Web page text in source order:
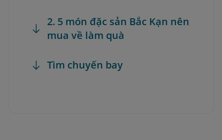
2. 5 món đặc sản Bắc Kạn nên
mua về làm quà
Tìm chuyến bay